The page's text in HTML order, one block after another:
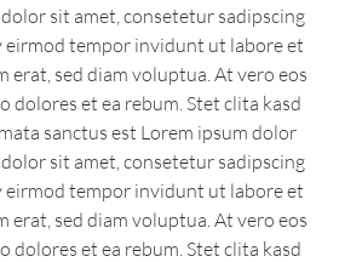
sit amet, consetetur sadipscing
eirmod tempor invidunt ut labore et
erat, sed diam voluptua. At vero eos
dolores et ea rebum. Stet clita kasd
sanctus est Lorem ipsum dolor
sit amet, consetetur sadipscing
eirmod tempor invidunt ut labore et
erat, sed diam voluptua. At vero eos
dolores et ea rebum. Stet clita kasd